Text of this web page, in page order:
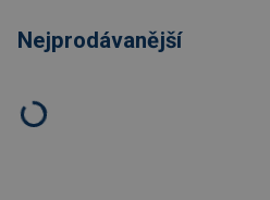
Nejprodávanější